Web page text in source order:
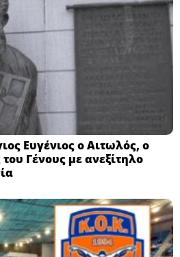
Ευγένιος ο Αιτωλός, ο
Γένους με ανεξίτηλο